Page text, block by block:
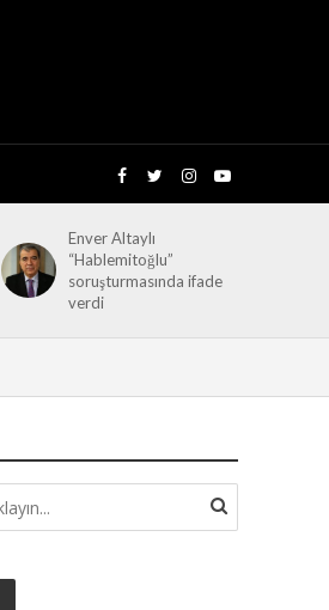
Enver Altaylı
“Hablemitoğlu”
soruşturmasında ifade
verdi